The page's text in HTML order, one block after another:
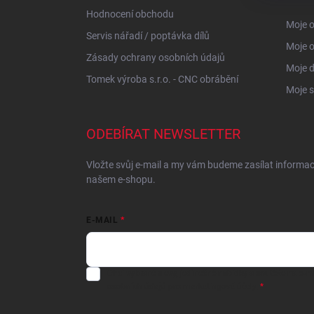
Hodnocení obchodu
Servis nářadí / poptávka dílů
Zásady ochrany osobních údajů
Tomek výroba s.r.o. - CNC obrábění
Moje
Moje
Moje
Moje
ODEBÍRAT NEWSLETTER
Vložte svůj e-mail a my vám budeme zasílat
našem e-shopu.
E-MAIL